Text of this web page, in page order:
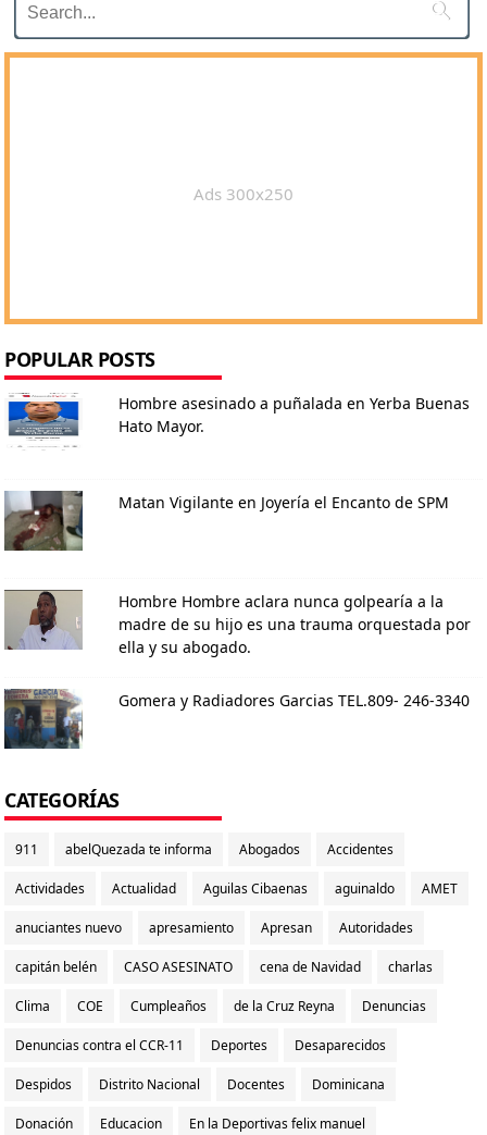

Ads 300x250
POPULAR POSTS
Hombre asesinado a puñalada en Yerba Buenas
Hato Mayor.
Matan Vigilante en Joyería el Encanto de SPM
Hombre Hombre aclara nunca golpearía a la
madre de su hijo es una trauma orquestada por
ella y su abogado.
Gomera y Radiadores Garcias TEL.809- 246-3340
CATEGORÍAS
911 abelQuezada te informa Abogados Accidentes
Actividades Actualidad Aguilas Cibaenas aguinaldo AMET
anuciantes nuevo apresamiento Apresan Autoridades
capitán belén CASO ASESINATO cena de Navidad charlas
Clima COE Cumpleaños de la Cruz Reyna Denuncias
Denuncias contra el CCR-11 Deportes Desaparecidos
Despidos Distrito Nacional Docentes Dominicana
Donación Educacion En la Deportivas felix manuel